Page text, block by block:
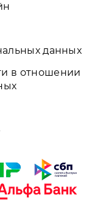
данных
в отношении